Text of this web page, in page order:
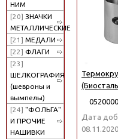
НИМ
[20] ЗНАЧКИ
МЕТАЛЛИЧЕСКИЕ
[21] МЕДАЛИ
[22] ФЛАГИ
[23]
ШЕЛКОГРАФИЯ
(шевроны и
вымпелы)
[24] "ФОЛЬГА"
И ПРОЧИЕ
НАШИВКИ
Дата
08.11.2020